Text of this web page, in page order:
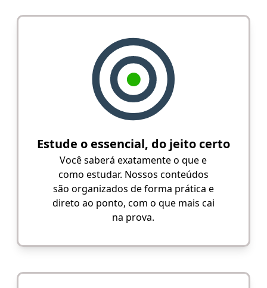
Estude o essencial, do jeito certo
Você saberá exatamente o que e
como estudar. Nossos conteúdos
são organizados de forma prática e
direto ao ponto, com o que mais cai
na prova.